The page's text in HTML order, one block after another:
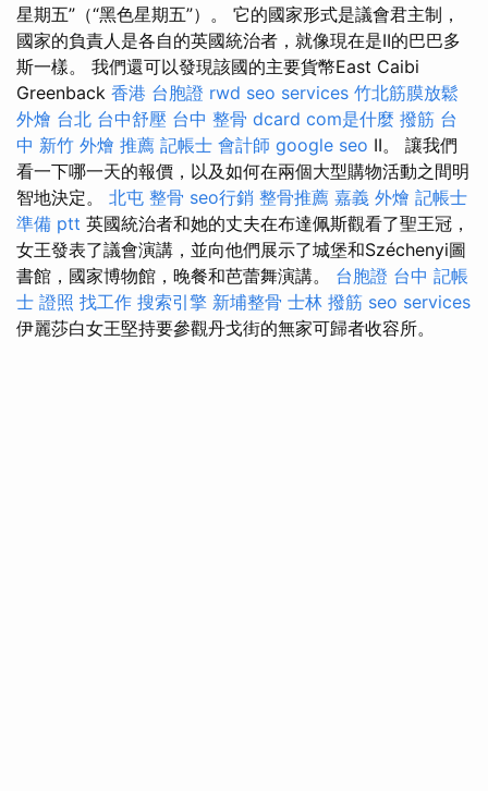
星期五”（“黑色星期五”）。 它的國家形式是議會君主制，
國家的負責人是各自的英國統治者，就像現在是II的巴巴多
斯一樣。 我們還可以發現該國的主要貨幣East Caibi
Greenback 香港 台胞證 rwd seo services 竹北筋膜放鬆
外燴 台北 台中舒壓 台中 整骨 dcard com是什麼 撥筋 台
中 新竹 外燴 推薦 記帳士 會計師 google seo II。 讓我們
看一下哪一天的報價，以及如何在兩個大型購物活動之間明
智地決定。 北屯 整骨 seo行銷 整骨推薦 嘉義 外燴 記帳士
準備 ptt 英國統治者和她的丈夫在布達佩斯觀看了聖王冠，
女王發表了議會演講，並向他們展示了城堡和Széchenyi圖
書館，國家博物館，晚餐和芭蕾舞演講。 台胞證 台中 記帳
士 證照 找工作 搜索引擎 新埔整骨 士林 撥筋 seo services
伊麗莎白女王堅持要參觀丹戈街的無家可歸者收容所。